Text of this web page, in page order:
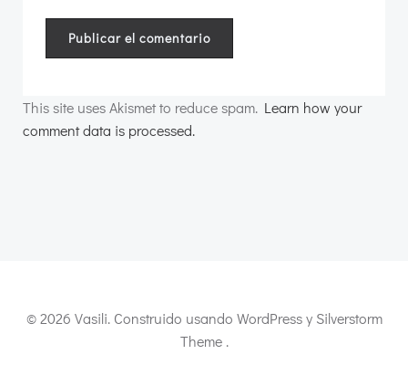
This site uses Akismet to reduce spam. Learn how your
comment data is processed.
© 2026 Vasili. Construido usando WordPress y Silverstorm
Theme .